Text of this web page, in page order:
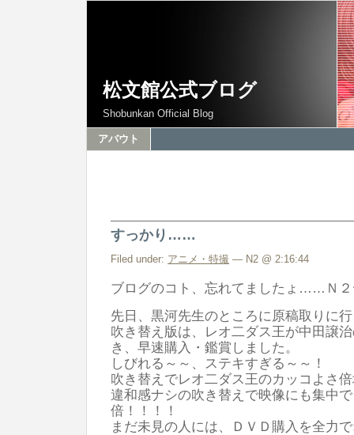
松文館公式ブログ
Shobunkan Official Blog
アバウト
すっかり……
Filed under: アニメ・特撮 — N2 @ 2:16:44
ブログのコト、忘れてましたょ……Ｎ
先日、黒河先生のところに原稿取りに
吹き替え版は、レオ二ダス王が中田譲
き、早速購入・鑑賞しました。
しびれる～～、ステキすぎる～～！
吹き替えでレオ二ダス王のカッコよさ
違和感ナシの吹き替えで映像にも集中
倍！！！！
まだ未見の人には、ＤＶＤ購入を全力